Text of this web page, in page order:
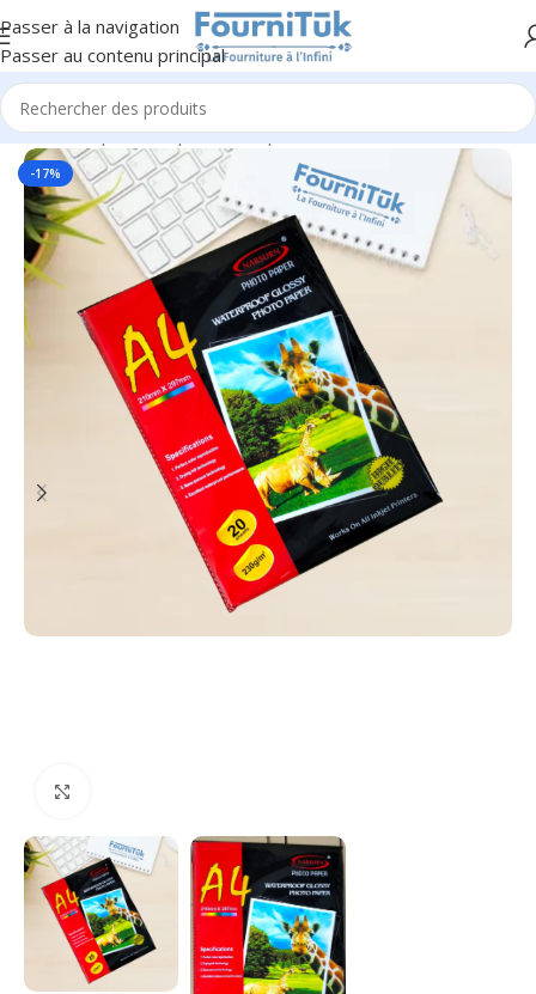
Passer à la navigation
Passer au contenu principal
Accueil/Papier & Papeterie/Papier & Ramettes
-17%